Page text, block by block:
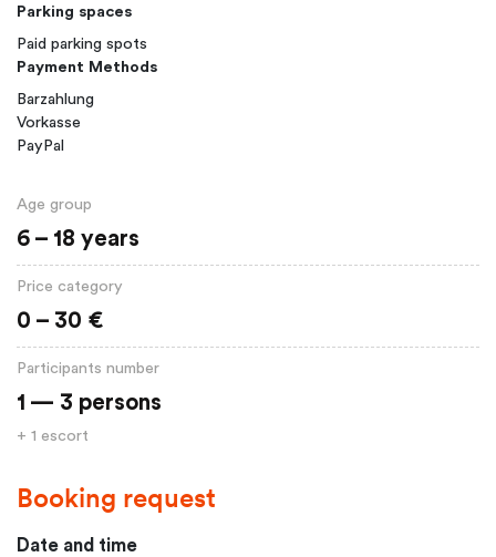
Parking spaces
Paid parking spots
Payment Methods
Barzahlung
Vorkasse
PayPal
Age group
6 – 18 years
Price category
0 – 30 €
Participants number
1 — 3 persons
+ 1 escort
Booking request
Date and time